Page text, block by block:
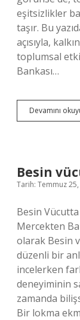
eşitsizlikler
taşır. Bu
açısıyla,
toplumsal
Bankası…
Devamını
Besin
Tarih: Temmuz
Besin
Mercekten
olarak Besin
düzenli bir
incelerken
deneyiminin
zamanda
Bir lokma